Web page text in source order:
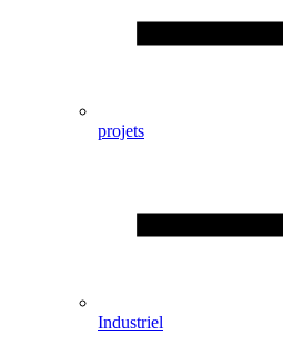
projets
Industriel